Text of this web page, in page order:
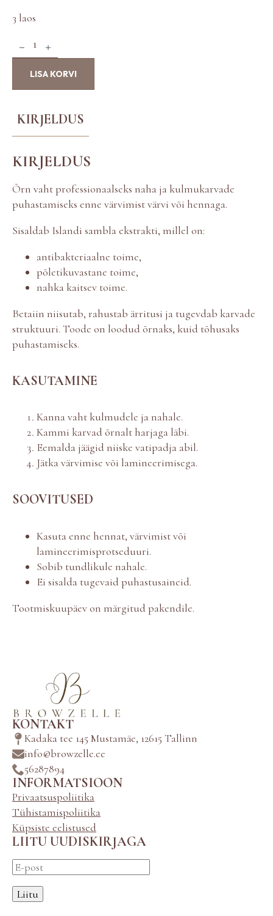
3 laos
o
k
m
u
h
m
p
o
o
n
LISA KORVI
KIRJELDUS
KIRJELDUS
Õrn vaht professionaalseks naha ja kulmukarvade
puhastamiseks enne värvimist värvi või hennaga.
Sisaldab Islandi sambla ekstrakti, millel on:
antibakteriaalne toime,
põletikuvastane toime,
nahka kaitsev toime.
Betaiin niisutab, rahustab ärritusi ja tugevdab karvade
struktuuri. Toode on loodud õrnaks, kuid tõhusaks
puhastamiseks.
KASUTAMINE
Kanna vaht kulmudele ja nahale.
Kammi karvad õrnalt harjaga läbi.
Eemalda jäägid niiske vatipadja abil.
Jätka värvimise või lamineerimisega.
SOOVITUSED
Kasuta enne hennat, värvimist või
lamineerimisprotseduuri.
Sobib tundlikule nahale.
Ei sisalda tugevaid puhastusaineid.
Tootmiskuupäev on märgitud pakendile.
KONTAKT
Kadaka tee 145 Mustamäe, 12615 Tallinn
info@browzelle.ee
56287894
INFORMATSIOON
Privaatsuspoliitika
Tühistamispoliitika
Küpsiste eelistused
LIITU UUDISKIRJAGA
Liitu